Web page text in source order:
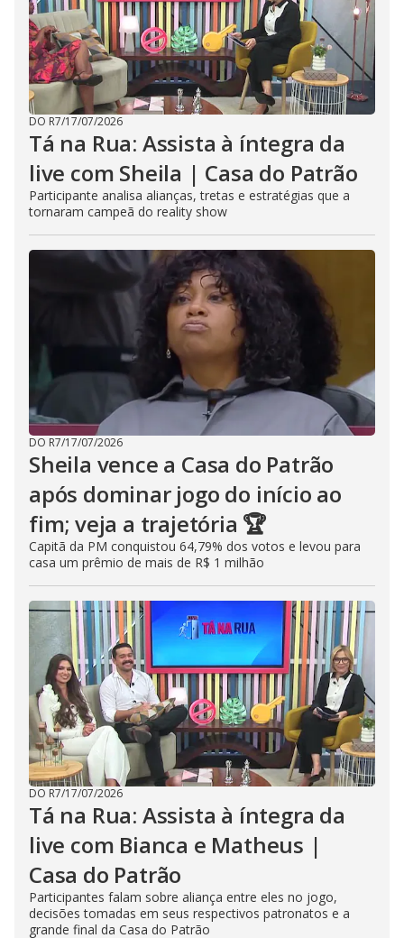
DO R7/17/07/2026
Tá na Rua: Assista à íntegra da
live com Sheila | Casa do Patrão
Participante analisa alianças, tretas e estratégias que a
tornaram campeã do reality show
DO R7/17/07/2026
Sheila vence a Casa do Patrão
após dominar jogo do início ao
fim; veja a trajetória 🏆
Capitã da PM conquistou 64,79% dos votos e levou para
casa um prêmio de mais de R$ 1 milhão
DO R7/17/07/2026
Tá na Rua: Assista à íntegra da
live com Bianca e Matheus |
Casa do Patrão
Participantes falam sobre aliança entre eles no jogo,
decisões tomadas em seus respectivos patronatos e a
grande final da Casa do Patrão